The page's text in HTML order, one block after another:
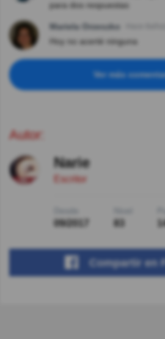
para dos respuestas
Mariela Orzeszko
Hoy no acerté ninguna
Ver más
Autor:
Narie
Escritor
09/2017 83
Compartir en